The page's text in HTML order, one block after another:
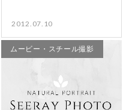
2012.07.10
ムービー・スチール撮影